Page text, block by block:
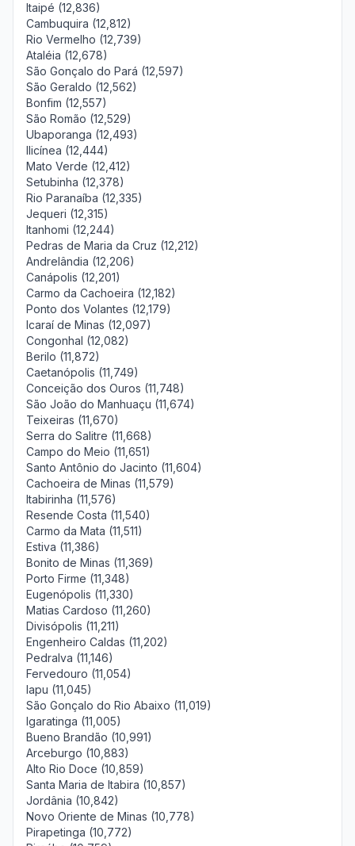
Itaipé (12,836)
Cambuquira (12,812)
Rio Vermelho (12,739)
Ataléia (12,678)
São Gonçalo do Pará (12,597)
São Geraldo (12,562)
Bonfim (12,557)
São Romão (12,529)
Ubaporanga (12,493)
Ilicínea (12,444)
Mato Verde (12,412)
Setubinha (12,378)
Rio Paranaíba (12,335)
Jequeri (12,315)
Itanhomi (12,244)
Pedras de Maria da Cruz (12,212)
Andrelândia (12,206)
Canápolis (12,201)
Carmo da Cachoeira (12,182)
Ponto dos Volantes (12,179)
Icaraí de Minas (12,097)
Congonhal (12,082)
Berilo (11,872)
Caetanópolis (11,749)
Conceição dos Ouros (11,748)
São João do Manhuaçu (11,674)
Teixeiras (11,670)
Serra do Salitre (11,668)
Campo do Meio (11,651)
Santo Antônio do Jacinto (11,604)
Cachoeira de Minas (11,579)
Itabirinha (11,576)
Resende Costa (11,540)
Carmo da Mata (11,511)
Estiva (11,386)
Bonito de Minas (11,369)
Porto Firme (11,348)
Eugenópolis (11,330)
Matias Cardoso (11,260)
Divisópolis (11,211)
Engenheiro Caldas (11,202)
Pedralva (11,146)
Fervedouro (11,054)
Iapu (11,045)
São Gonçalo do Rio Abaixo (11,019)
Igaratinga (11,005)
Bueno Brandão (10,991)
Arceburgo (10,883)
Alto Rio Doce (10,859)
Santa Maria de Itabira (10,857)
Jordânia (10,842)
Novo Oriente de Minas (10,778)
Pirapetinga (10,772)